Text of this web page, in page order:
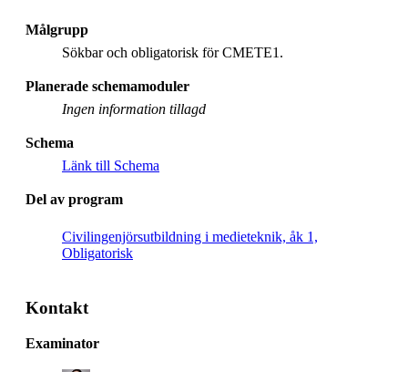
Målgrupp
Sökbar och obligatorisk för CMETE1.
Planerade schemamoduler
Ingen information tillagd
Schema
Länk till Schema
Del av program
Civilingenjörsutbildning i medieteknik, åk 1,
Obligatorisk
Kontakt
Examinator